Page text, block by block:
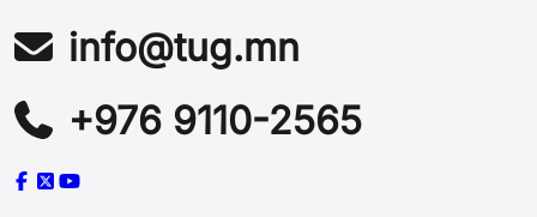
info@tug.mn
+976 9110-2565